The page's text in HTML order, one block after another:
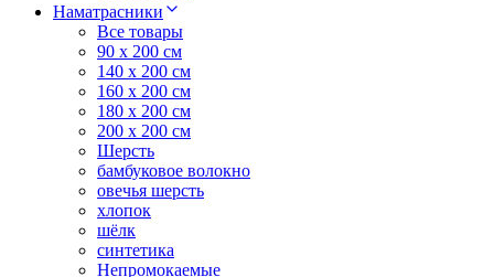
Наматрасники
Все товары
90 x 200 см
140 x 200 см
160 x 200 см
180 x 200 см
200 x 200 см
Шерсть
бамбуковое волокно
овечья шерсть
хлопок
шёлк
синтетика
Непромокаемые